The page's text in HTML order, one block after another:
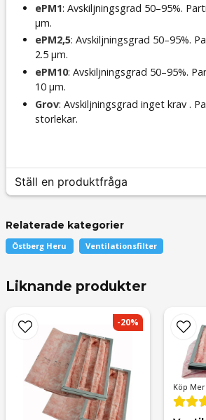
ePM1: Avskiljningsgrad 50–95%.
µm.
ePM2,5: Avskiljningsgrad 50–95%.
2.5 µm.
ePM10: Avskiljningsgrad 50–95%.
10 µm.
Grov: Avskiljningsgrad inget krav .
storlekar.
Ställ en produktfråga
question
nameNamn
Relaterade kategorier
Östberg Heru Ventilationsfilter
Liknande produkter
-20%
Köp